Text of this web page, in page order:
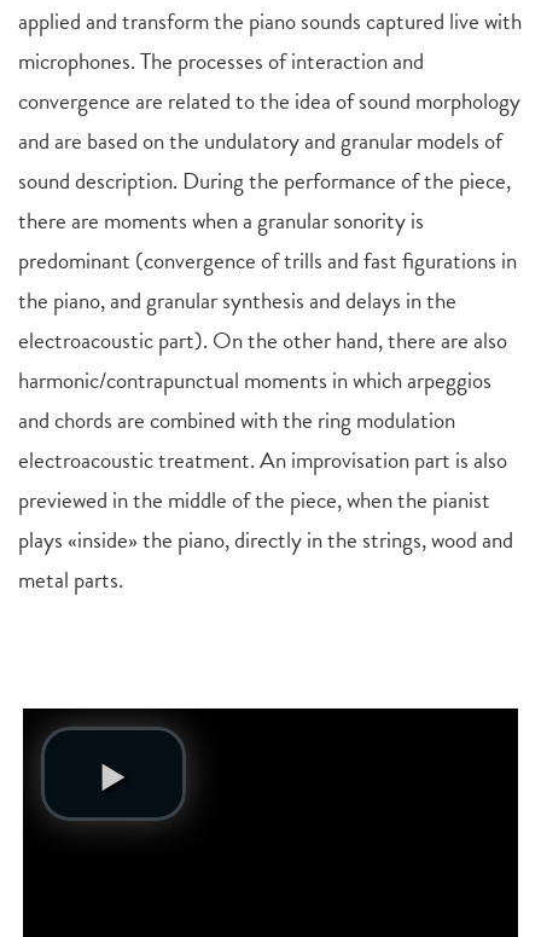
applied and transform the piano sounds captured live with
microphones. The processes of interaction and
convergence are related to the idea of sound morphology
and are based on the undulatory and granular models of
sound description. During the performance of the piece,
there are moments when a granular sonority is
predominant (convergence of trills and fast figurations in
the piano, and granular synthesis and delays in the
electroacoustic part). On the other hand, there are also
harmonic/contrapunctual moments in which arpeggios
and chords are combined with the ring modulation
electroacoustic treatment. An improvisation part is also
previewed in the middle of the piece, when the pianist
plays «inside» the piano, directly in the strings, wood and
metal parts.